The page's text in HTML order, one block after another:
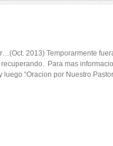
2013) Temporarmente
recuperando. Para mas
luego “Oracion por Nuestro